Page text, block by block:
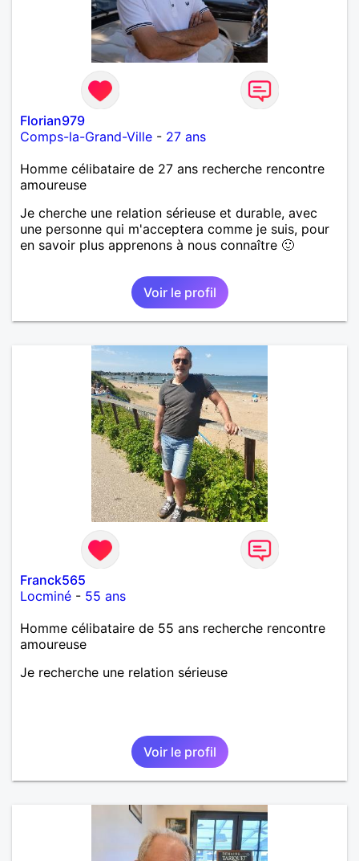
Florian979
Comps-la-Grand-Ville - 27 ans
Homme célibataire de 27 ans recherche rencontre
amoureuse
Je cherche une relation sérieuse et durable, avec
une personne qui m'acceptera comme je suis, pour
en savoir plus apprenons à nous connaître 🙂
Voir le profil
Franck565
Locminé - 55 ans
Homme célibataire de 55 ans recherche rencontre
amoureuse
Je recherche une relation sérieuse
Voir le profil